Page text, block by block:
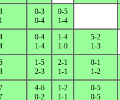
0-3
0-4
0-5
1-4
0-4
1-4
1-4
1-0
5-2
1-3
1-5
2-3
2-1
1-1
0-1
1-2
4-6
0-2
1-2
1-1
0-5
0-5